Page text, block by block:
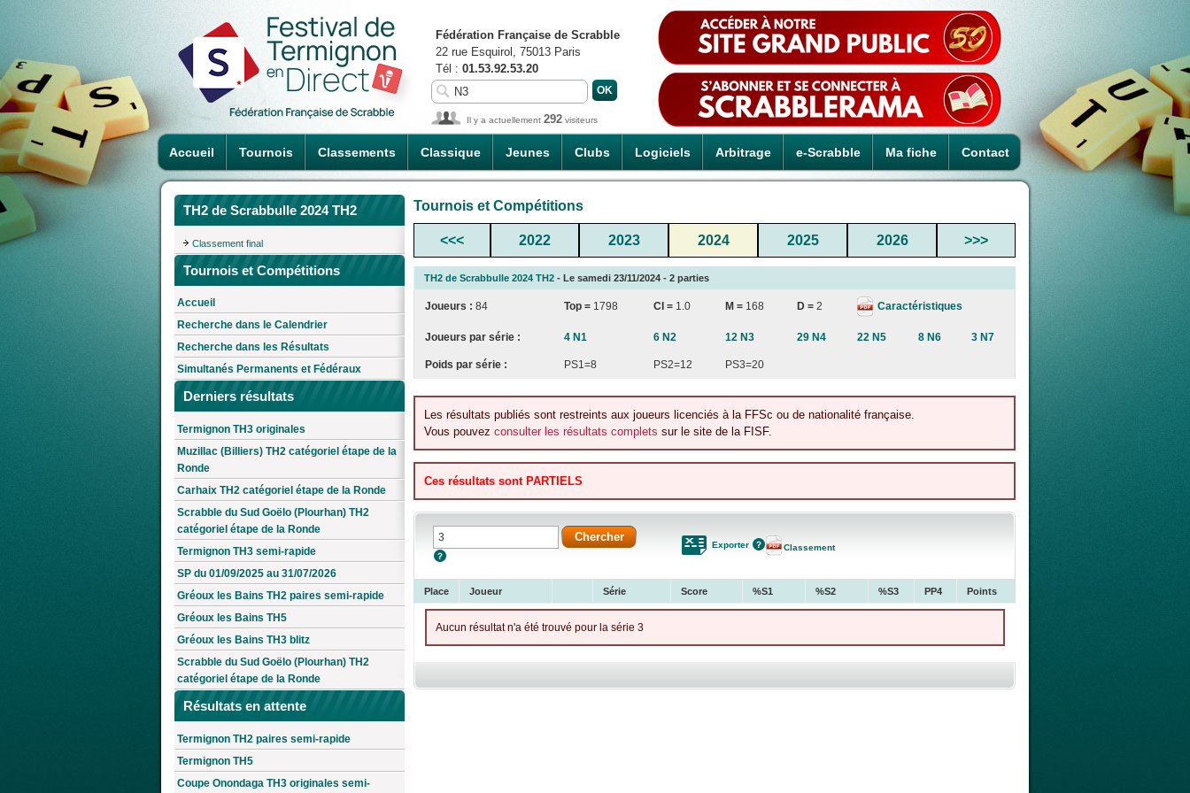
Accueil Tournois Classements Classique Jeunes Clubs Logiciels Arbitrage e-Scrabble Ma fiche Contact
Fédération Française de Scrabble
22 rue Esquirol, 75013 Paris
Tél : 01.53.92.53.20
Il y a actuellement 292 visiteurs
TH2 de Scrabbulle 2024 TH2
Classement final
Tournois et Compétitions
Accueil
Recherche dans le Calendrier
Recherche dans les Résultats
Simultanés Permanents et Fédéraux
Derniers résultats
Termignon TH3 originales
Muzillac (Billiers) TH2 catégoriel étape de la
Ronde
Carhaix TH2 catégoriel étape de la Ronde
Scrabble du Sud Goëlo (Plourhan) TH2
catégoriel étape de la Ronde
Termignon TH3 semi-rapide
SP du 01/09/2025 au 31/07/2026
Gréoux les Bains TH2 paires semi-rapide
Gréoux les Bains TH5
Gréoux les Bains TH3 blitz
Scrabble du Sud Goëlo (Plourhan) TH2
catégoriel étape de la Ronde
Résultats en attente
Termignon TH2 paires semi-rapide
Termignon TH5
Coupe Onondaga TH3 originales semi-
Tournois et Compétitions
<<< 2022 2023 2024 2025 2026 >>>
TH2 de Scrabbulle 2024 TH2 - Le samedi 23/11/2024 - 2 parties
Joueurs : 84 Top = 1798 CI = 1.0 M = 168 D = 2 Caractéristiques
Joueurs par série : 4 N1 6 N2 12 N3 29 N4 22 N5 8 N6 3 N7
Poids par série : PS1=8 PS2=12 PS3=20
Les résultats publiés sont restreints aux joueurs licenciés à la FFSc ou de nationalité française.
Vous pouvez consulter les résultats complets sur le site de la FISF.
Ces résultats sont PARTIELS
Exporter Classement
Place Joueur Série Score %S1 %S2 %S3 PP4 Points
Aucun résultat n'a été trouvé pour la série 3